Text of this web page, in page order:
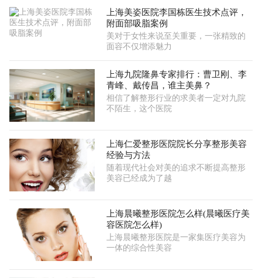
上海美姿医院李国栋医生技术点评，
附面部吸脂案例
美对于女性来说至关重要，一张精致的
面容不仅增添魅力
上海九院隆鼻专家排行：曹卫刚、李
青峰、戴传昌，谁主美鼻？
相信了解整形行业的求美者一定对九院
不陌生，这个医院
上海仁爱整形医院院长分享整形美容
经验与方法
随着现代社会对美的追求不断提高整形
美容已经成为了越
上海晨曦整形医院怎么样(晨曦医疗美
容医院怎么样)
上海晨曦整形医院是一家集医疗美容为
一体的综合性美容